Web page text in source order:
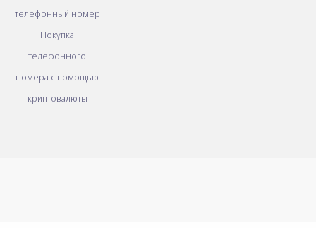
телефонный номер
Покупка
телефонного
номера с помощью
криптовалюты